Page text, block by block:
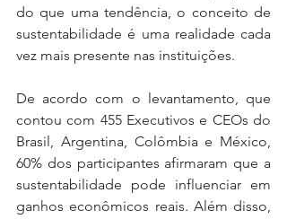
do que uma tendência, o conceito de
sustentabilidade é uma realidade cada
vez mais presente nas instituições.
De acordo com o levantamento, que
contou com 455 Executivos e CEOs do
Brasil, Argentina, Colômbia e México,
60% dos participantes afirmaram que a
sustentabilidade pode influenciar em
ganhos econômicos reais. Além disso,